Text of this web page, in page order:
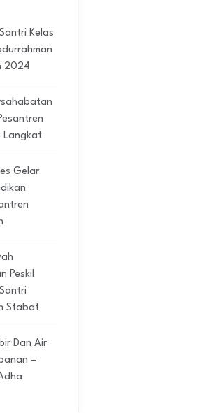
Kelas
2024
Langkat
Gelar
Peskil
Stabat
Dan Air
–